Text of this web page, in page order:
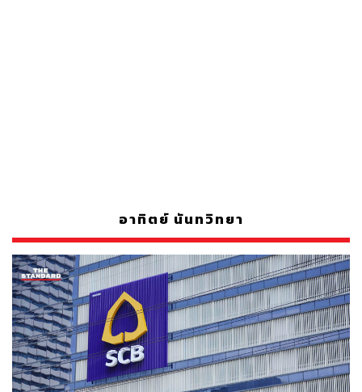
อาทิตย์ นันทวิทยา